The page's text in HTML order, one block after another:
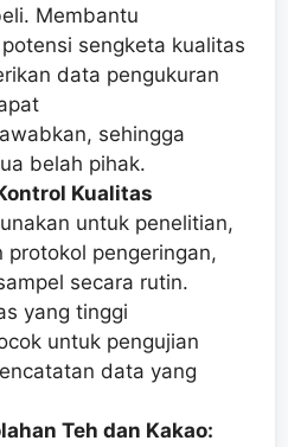
Membantu
sengketa kualitas
data pengukuran
sehingga
belah pihak.
Kualitas
untuk penelitian,
protokol pengeringan,
secara rutin.
yang tinggi
untuk pengujian
data yang
Teh dan Kakao: